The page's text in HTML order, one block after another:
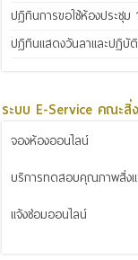
ปฏิทินการขอใช้ห้องประชุม 1
ปฏิทินแสดงวันลาและปฏิบั
ระบบ E-Service คณะ
จองห้องออนไลน์
บริการทดสอบคุณภาพสิ่ง
แจ้งซ่อมออนไลน์